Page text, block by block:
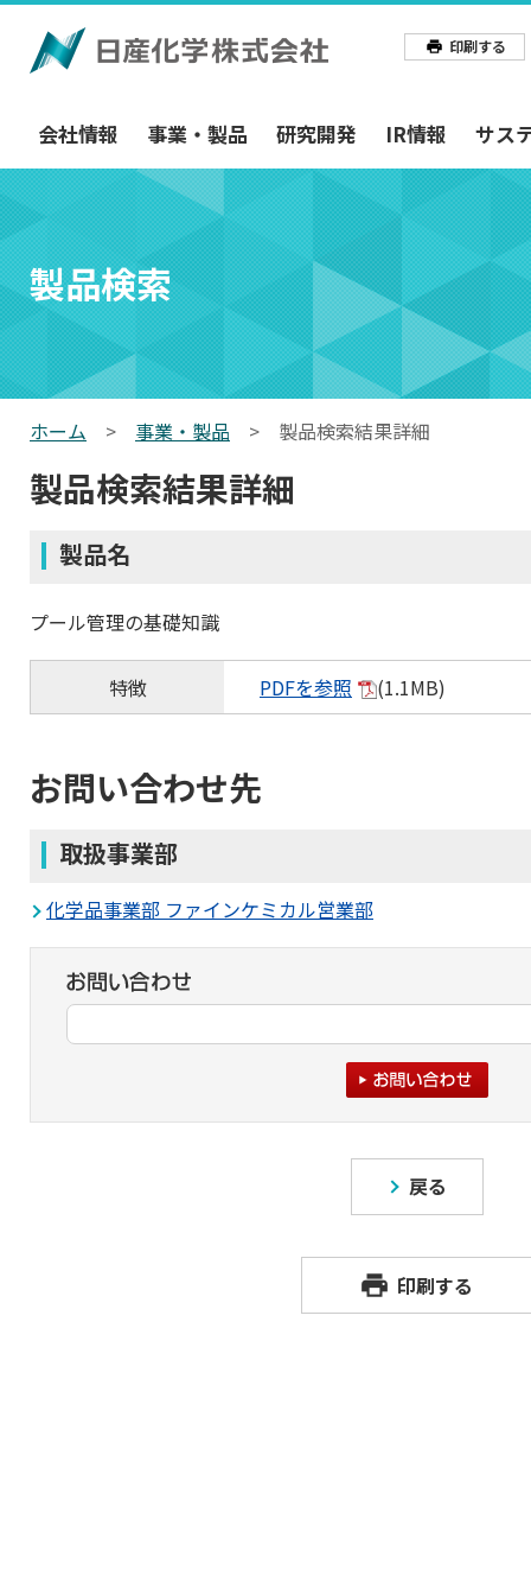
印刷する
会社情報 事業・製品 研究開発 IR情報 サス
製品検索
ホーム > 事業・製品 > 製品検索結果詳細
製品検索結果詳細
製品名
プール管理の基礎知識
特徴 PDFを参照 (1.1MB)
お問い合わせ先
取扱事業部
化学品事業部 ファインケミカル営業部
戻る
印刷する